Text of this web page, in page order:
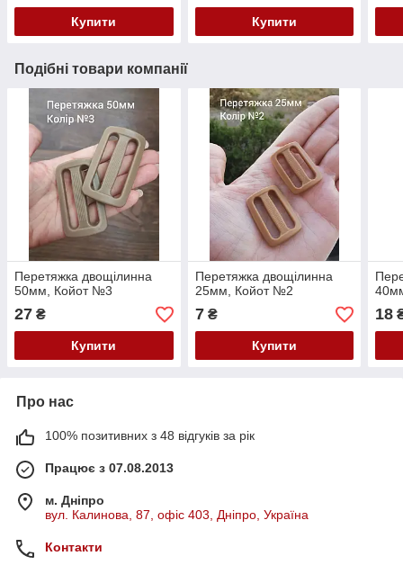
Купити Купити
Подібні товари компанії
Перетяжка двощілинна
50мм, Койот №3
27 ₴
Купити
Перетяжка двощілинна
25мм, Койот №2
7₴
Купити
18
Про нас
100% позитивних з 48 відгуків за рік
Працює з 07.08.2013
м. Дніпро
вул. Калинова, 87, офіс 403, Дніпро, Україна
Контакти